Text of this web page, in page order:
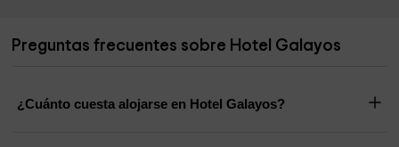
Preguntas frecuentes sobre Hotel Galayos
¿Cuánto cuesta alojarse en Hotel Galayos?